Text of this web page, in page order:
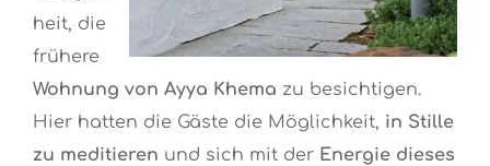
heit, die
frühere
Wohnung von Ayya Khema zu besichtigen.
Hier hatten die Gäste die Möglichkeit, in Stille
zu meditieren und sich mit der Energie dieses